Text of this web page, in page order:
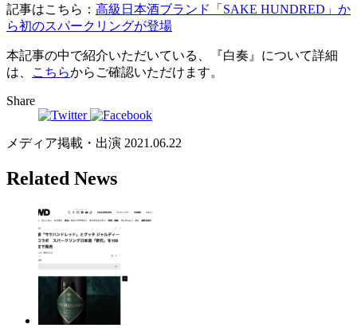
記事はこちら： 高級日本酒ブランド「SAKE HUNDRED」か
ら初のスパークリングが登場
本記事の中で紹介いただいている、『白奏』について詳細
は、
こちらからご確認いただけます。
Share
メディア掲載・出演 2021.06.22
Related News